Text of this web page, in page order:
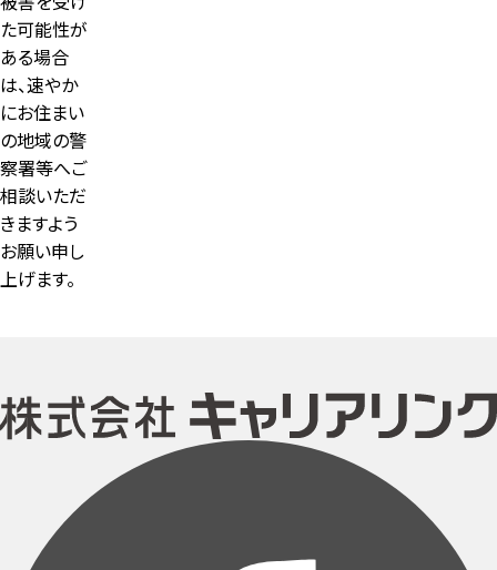
た可能性が
ある場合
は、速やか
にお住まい
の地域の警
察署等へご
相談いただ
きますよう
お願い申し
上げます。